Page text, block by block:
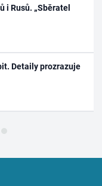
i Rusů. „Sběratel
Detaily prozrazuje